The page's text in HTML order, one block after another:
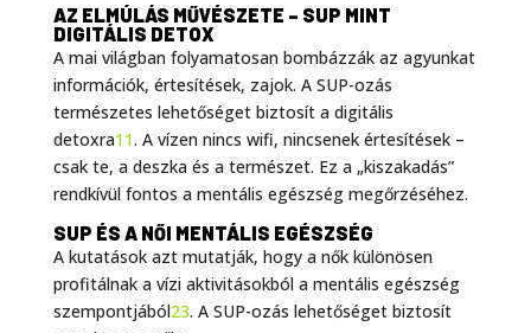
AZ ELMÚLÁS MŰVÉSZETE – SUP MINT
DIGITÁLIS DETOX
A mai világban folyamatosan bombázzák az agyunkat
információk, értesítések, zajok. A SUP-ozás
természetes lehetőséget biztosít a digitális
detoxra11. A vízen nincs wifi, nincsenek értesítések –
csak te, a deszka és a természet. Ez a „kiszakadás”
rendkívül fontos a mentális egészség megőrzéséhez.
SUP ÉS A NŐI MENTÁLIS EGÉSZSÉG
A kutatások azt mutatják, hogy a nők különösen
profitálnak a vízi aktivitásokból a mentális egészség
szempontjából23. A SUP-ozás lehetőséget biztosít